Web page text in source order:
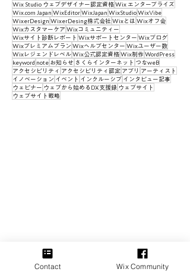
Wix Studio ウェブデザイナー認定資格 Wix エンタープライズ
Wix.com Japan WixEditor WixJapan WixStudio WixVibe
WixerDesign WixerDesing株式会社 Wixとは Wixオフ会
Wixカスタマーケア Wixコミュニティー
Wixサイト診断レポート Wixサポートセンター Wixブログ
Wixプレミアムプラン Wixヘルプセンター Wixユーザー数
Wixレジェンドレベル Wix公式認定資格 Wix制作 WordPress
keyword note お知らせ さくらインターネット つなweB
アクセシビリティ アクセシビリティ認定 アプリ アーティスト
イノベーション イベント インクルーシブ インタビュー記事
ウェビナー ウェブから始めるDX支援録 ウェブサイト
ウェブサイト戦略
Contact Wix Community